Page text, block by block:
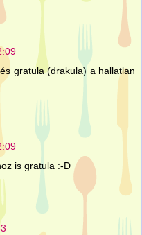
gratula (drakula) a hallatlan
is gratula :-D